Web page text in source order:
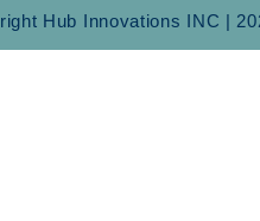
Hub Innovations INC |